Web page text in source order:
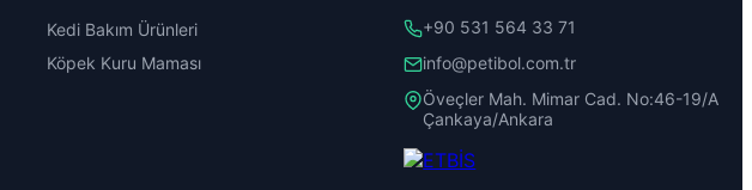
Kedi Bakım Ürünleri
Köpek Kuru Maması
+90 531 564 33 71
info@petibol.com.tr
Öveçler Mah. Mimar Cad. No:46-19/A
Çankaya/Ankara